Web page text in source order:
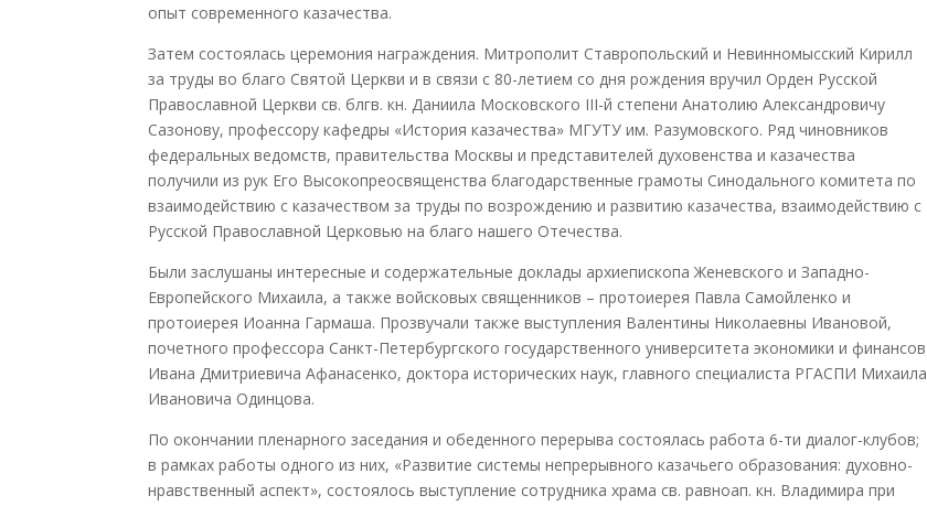
опыт современного казачества.
Затем состоялась церемония награждения. Митрополит Ставропольский и Невинномысский Кирилл
за труды во благо Святой Церкви и в связи с 80-летием со дня рождения вручил Орден Русской
Православной Церкви св. блгв. кн. Даниила Московского III-й степени Анатолию Александровичу
Сазонову, профессору кафедры «История казачества» МГУТУ им. Разумовского. Ряд чиновников
федеральных ведомств, правительства Москвы и представителей духовенства и казачества
получили из рук Его Высокопреосвященства благодарственные грамоты Синодального комитета по
взаимодействию с казачеством за труды по возрождению и развитию казачества, взаимодействию с
Русской Православной Церковью на благо нашего Отечества.
Были заслушаны интересные и содержательные доклады архиепископа Женевского и Западно-
Европейского Михаила, а также войсковых священников – протоиерея Павла Самойленко и
протоиерея Иоанна Гармаша. Прозвучали также выступления Валентины Николаевны Ивановой,
почетного профессора Санкт-Петербургского государственного университета экономики и финансов
Ивана Дмитриевича Афанасенко, доктора исторических наук, главного специалиста РГАСПИ Михаила
Ивановича Одинцова.
По окончании пленарного заседания и обеденного перерыва состоялась работа 6-ти диалог-клубов;
в рамках работы одного из них, «Развитие системы непрерывного казачьего образования: духовно-
нравственный аспект», состоялось выступление сотрудника храма св. равноап. кн. Владимира при